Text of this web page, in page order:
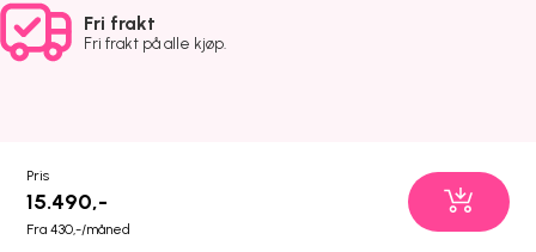
Fri frakt
Fri frakt på alle kjøp.
Pris
15.490,-
Fra 430,-/måned